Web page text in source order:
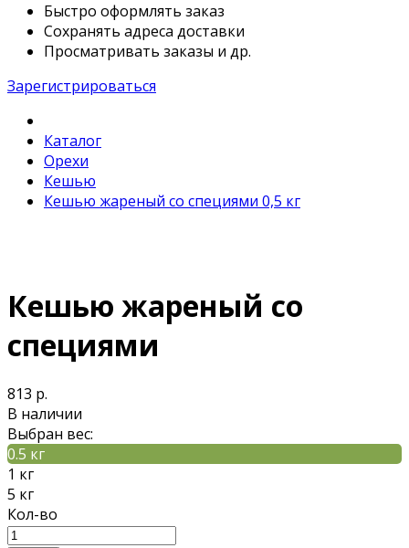
Быстро оформлять заказ
Сохранять адреса доставки
Просматривать заказы и др.
Зарегистрироваться
Каталог
Орехи
Кешью
Кешью жареный со специями 0,5 кг
Кешью жареный со
специями
813 р.
В наличии
Выбран вес:
0.5 кг
1 кг
5 кг
Кол-во